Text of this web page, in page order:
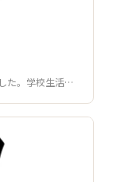
た。学校生活…